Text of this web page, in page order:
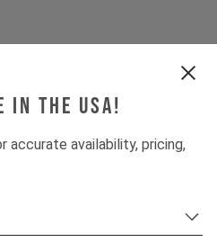
the USA!
availability, pricing,
RXF38 M.2